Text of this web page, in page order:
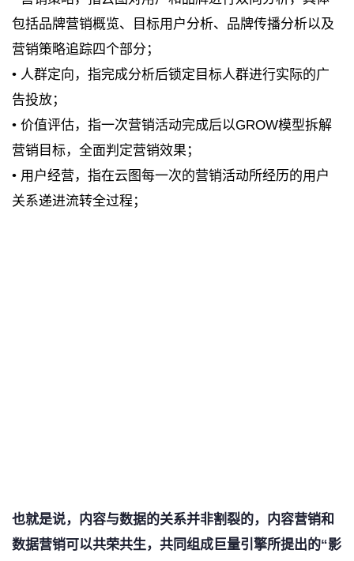
包括品牌营销概览、目标用户分析、品牌传播分析以及
营销策略追踪四个部分；
• 人群定向，指完成分析后锁定目标人群进行实际的广
告投放；
• 价值评估，指一次营销活动完成后以GROW模型拆解
营销目标，全面判定营销效果；
• 用户经营，指在云图每一次的营销活动所经历的用户
关系递进流转全过程；
也就是说，内容与数据的关系并非割裂的，内容营销和
数据营销可以共荣共生，共同组成巨量引擎所提出的“影